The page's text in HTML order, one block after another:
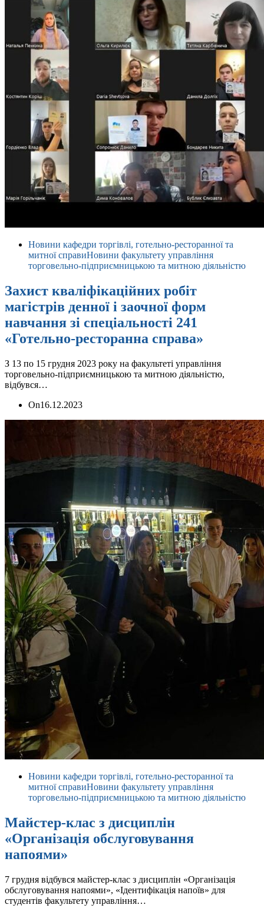
Новини кафедри торгівлі, готельно-ресторанної та
митної справиНовини факультету управління
торговельно-підприємницькою та митною діяльністю
Захист кваліфікаційних робіт
магістрів денної і заочної форм
навчання зі спеціальності 241
«Готельно-ресторанна справа»
З 13 по 15 грудня 2023 року на факультеті управління
торговельно-підприємницькою та митною діяльністю,
відбувся…
On16.12.2023
Новини кафедри торгівлі, готельно-ресторанної та
митної справиНовини факультету управління
торговельно-підприємницькою та митною діяльністю
Майстер-клас з дисциплін
«Організація обслуговування
напоями»
7 грудня відбувся майстер-клас з дисциплін «Організація
обслуговування напоями», «Ідентифікація напоїв» для
студентів факультету управління…